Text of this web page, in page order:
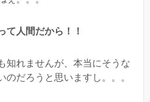
て人間だから！！
知れませんが、本当にそうな
だろうと思いますし。。。